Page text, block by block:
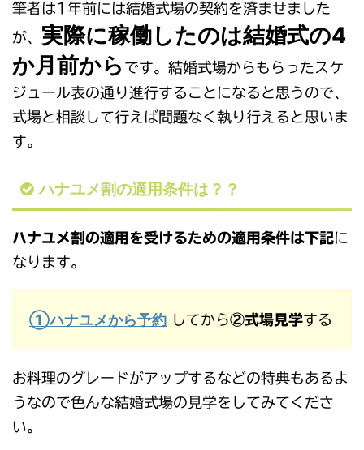
筆者は1年前には結婚式場の契約を済ませました
が、 実際に稼働したのは結婚式の4
か月前から です。結婚式場からもらったスケ
ジュール表の通り進行することになると思うので、
式場と相談して行えば問題なく執り行えると思いま
す。
ハナユメ割の適用条件は？？
ハナユメ割の適用を受けるための適用条件は下記に
なります。
①ハナユメから予約 してから②式場見学する
お料理のグレードがアップするなどの特典もあるよ
うなので色んな結婚式場の見学をしてみてくださ
い。